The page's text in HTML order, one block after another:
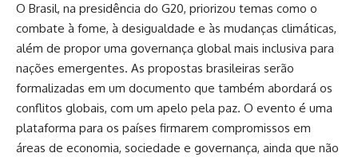
O Brasil, na presidência do G20, priorizou temas como o
combate à fome, à desigualdade e às mudanças climáticas,
além de propor uma governança global mais inclusiva para
nações emergentes. As propostas brasileiras serão
formalizadas em um documento que também abordará os
conflitos globais, com um apelo pela paz. O evento é uma
plataforma para os países firmarem compromissos em
áreas de economia, sociedade e governança, ainda que não